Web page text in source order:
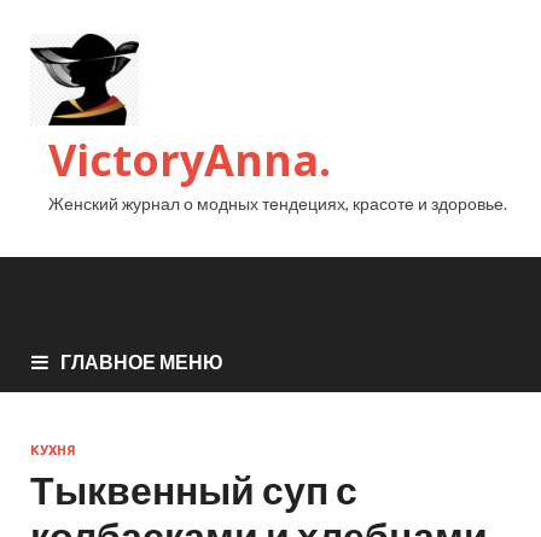
VictoryAnna.
Женский журнал о модных тендециях, красоте и здоровье.
ГЛАВНОЕ МЕНЮ
КУХНЯ
Тыквенный суп с